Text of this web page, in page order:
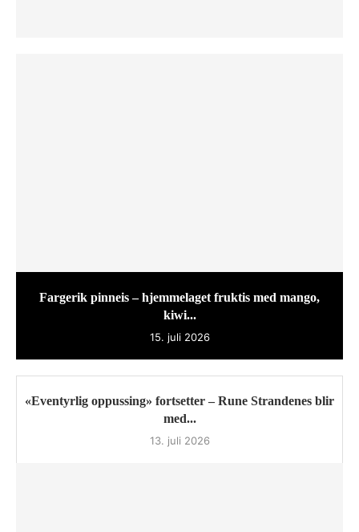
Fargerik pinneis – hjemmelaget fruktis med mango,
kiwi...
15. juli 2026
«Eventyrlig oppussing» fortsetter – Rune Strandenes blir
med...
13. juli 2026